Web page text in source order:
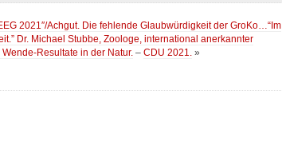
2021″/Achgut. Die fehlende Glaubwürdigkeit der GroKo…“Im
Dr. Michael Stubbe, Zoologe, international anerkannter
Resultate in der Natur. – CDU 2021. »